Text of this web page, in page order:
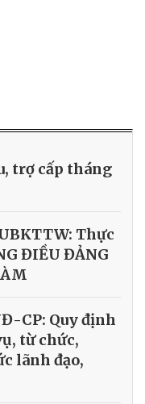
trợ cấp tháng
Thực
ĐIỀU ĐẢNG
CP: Quy định
từ chức,
lãnh đạo,